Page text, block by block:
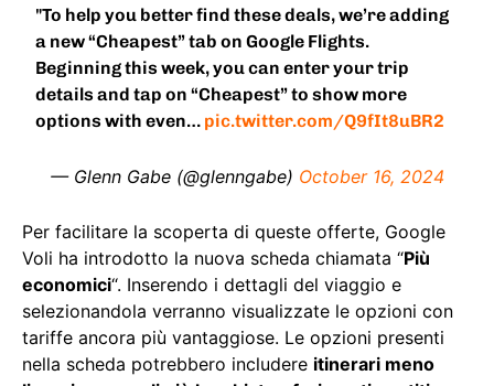
"To help you better find these deals, we’re adding
a new “Cheapest” tab on Google Flights.
Beginning this week, you can enter your trip
details and tap on “Cheapest” to show more
options with even… pic.twitter.com/Q9fIt8uBR2
— Glenn Gabe (@glenngabe) October 16, 2024
Per facilitare la scoperta di queste offerte, Google
Voli ha introdotto la nuova scheda chiamata “Più
economici“. Inserendo i dettagli del viaggio e
selezionandola verranno visualizzate le opzioni con
tariffe ancora più vantaggiose. Le opzioni presenti
nella scheda potrebbero includere itinerari meno